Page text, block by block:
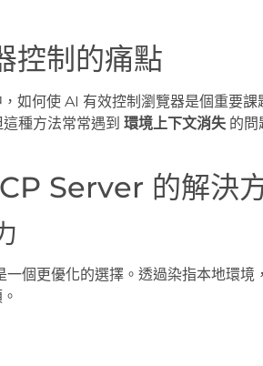
控制的痛點
如何使 AI 有效控制瀏覽器是個重要課
種方法常常遇到 環境上下文消失 的問
Server 的解決
個更優化的選擇。透過染指本地環境